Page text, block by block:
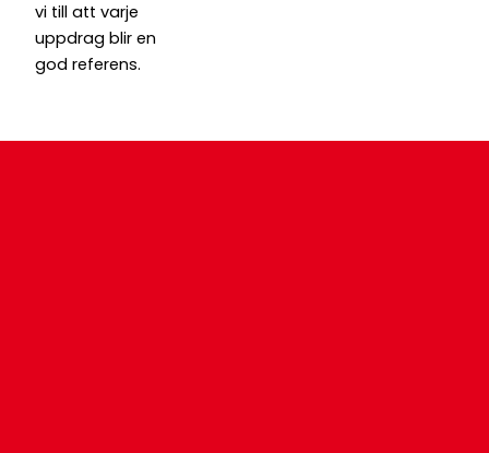
vi till att varje
uppdrag blir en
god referens.